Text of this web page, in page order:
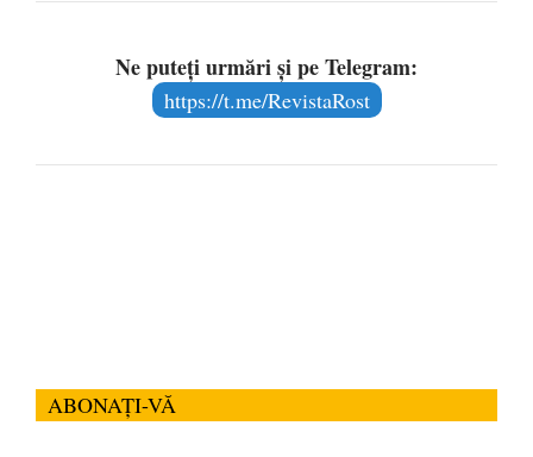
Ne puteți urmări și pe Telegram:
https://t.me/RevistaRost
ABONAȚI-VĂ